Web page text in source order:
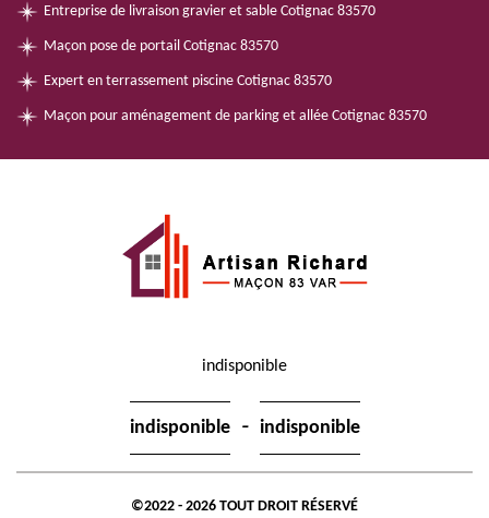
Entreprise de livraison gravier et sable Cotignac 83570
Maçon pose de portail Cotignac 83570
Expert en terrassement piscine Cotignac 83570
Maçon pour aménagement de parking et allée Cotignac 83570
indisponible
indisponible - indisponible
©2022 - 2026 TOUT DROIT RÉSERVÉ